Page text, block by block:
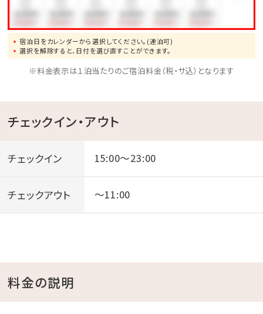
宿泊日をカレンダーから選択してください。(連泊可)
選択を解除すると、日付を選び直すことができます。
※料金表示は１泊当たりのご宿泊料金（税・サ込）となります
チェックイン・アウト
チェックイン 15:00～23:00
チェックアウト ～11:00
料金の説明